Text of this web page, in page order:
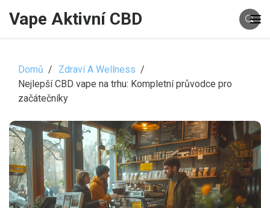
Vape Aktivní CBD
Domů
Zdraví A Wellness
Nejlepší CBD vape na trhu: Kompletní průvodce pro
začátečníky